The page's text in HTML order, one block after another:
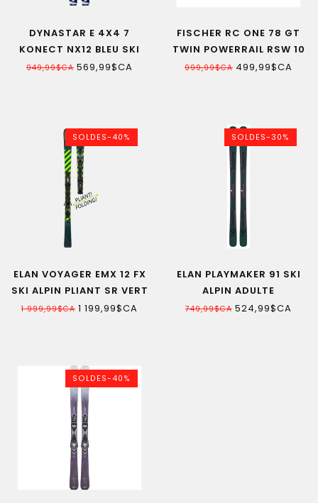
DYNASTAR E 4X4 7
KONECT NX12 BLEU SKI
ALPIN FEMME
949,99$CA 569,99$CA
FISCHER RC ONE 78 GT
TWIN POWERRAIL RSW 10
GW SKI ALPIN FEMME
999,99$CA 499,99$CA
SOLDES-40%
ELAN VOYAGER EMX 12 FX
SKI ALPIN PLIANT SR VERT
22
1 999,99$CA 1 199,99$CA
SOLDES-30%
ELAN PLAYMAKER 91 SKI
ALPIN ADULTE
749,99$CA 524,99$CA
SOLDES-40%